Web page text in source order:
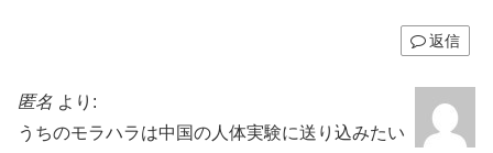
返信
匿名 より:
うちのモラハラは中国の人体実験に送り込みたい